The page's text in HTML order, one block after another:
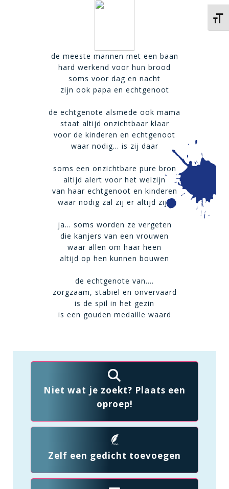
de meeste mannen met een baan
hard werkend voor hun brood
soms voor dag en nacht
zijn ook papa en echtgenoot
de echtgenote alsmede ook mama
staat altijd onzichtbaar klaar
voor de kinderen en echtgenoot
waar nodig… is zij daar
soms een onzichtbare pure bron
altijd alert voor het welzijn
van haar echtgenoot en kinderen
waar nodig zal zij er altijd zijn
ja… soms worden ze vergeten
die kanjers van een vrouwen
waar allen om haar heen
altijd op hen kunnen bouwen
de echtgenote van….
zorgzaam, stabiel en onvervaard
is de spil in het gezin
is een gouden medaille waard
Niet wat je zoekt? Plaats een
oproep!
Zelf een gedicht toevoegen